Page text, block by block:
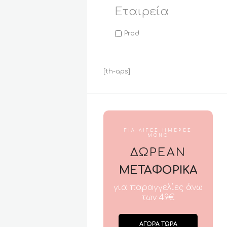
Εταιρεία
Prod
[th-aps]
ΓΙΑ ΛΙΓΕΣ ΗΜΕΡΕΣ
ΜΟΝΟ
ΔΩΡΕΑΝ
ΜΕΤΑΦΟΡΙΚΑ
για παραγγελίες άνω
των 49€
ΑΓΟΡΑ ΤΩΡΑ